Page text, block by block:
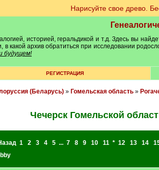
Нарисуйте свое древо.
историей, геральдикой и т.д. Здесь вы
какой архив обратиться при исследовании
будущем!
РЕГИСТРАЦИЯ
(Беларусь)» Гомельская область»
Чечерск Гомельской
1 2 3 4 5 ... 7 8 9 10 11 * 12 13 14